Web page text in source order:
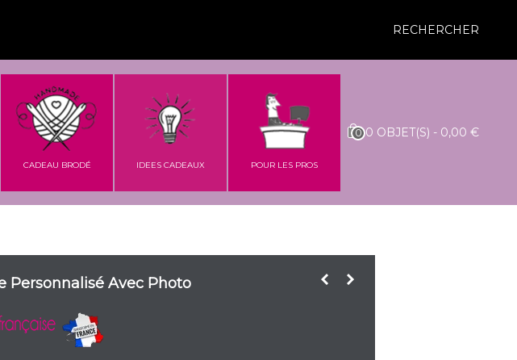
RECHERCHER
CADEAU BRODÉ IDEES CADEAUX POUR LES PROS
0 0 OBJET(S) - 0,00 €
Personnalisé Avec Photo